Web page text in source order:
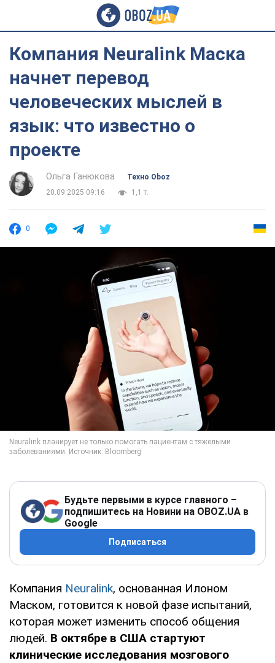
Компания Neuralink Маска
начнет перевод
человеческих мыслей в
язык: что известно о
проекте
Ольга Ганюкова
Техно Oboz
20.09.2025 09:16
1,1 т.
0
Будьте первыми в курсе главного –
подпишитесь на Новини на OBOZ.UA в
Google
Подписаться
Компания Neuralink, основанная Илоном
Маском, готовится к новой фазе испытаний,
которая может изменить способ общения
людей. В октябре в США стартуют
клинические исследования мозгового